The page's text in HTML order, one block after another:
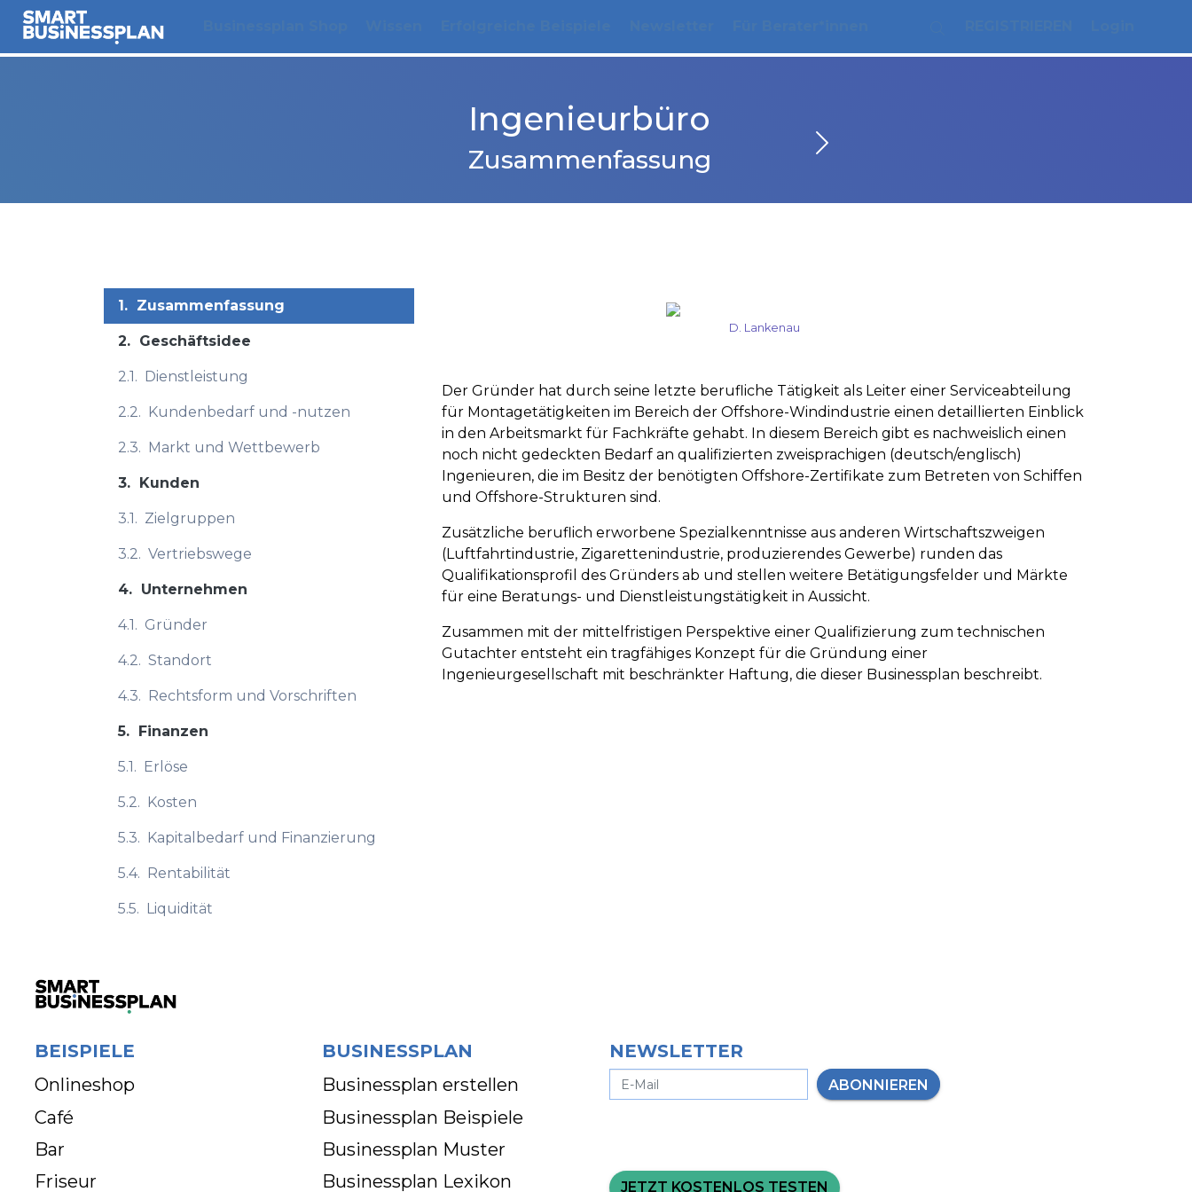
Ingenieurbüro
Zusammenfassung
1. Zusammenfassung
2. Geschäftsidee
2.1. Dienstleistung
2.2. Kundenbedarf und -nutzen
2.3. Markt und Wettbewerb
3. Kunden
3.1. Zielgruppen
3.2. Vertriebswege
4. Unternehmen
4.1. Gründer
4.2. Standort
4.3. Rechtsform und Vorschriften
5. Finanzen
5.1. Erlöse
5.2. Kosten
5.3. Kapitalbedarf und Finanzierung
5.4. Rentabilität
5.5. Liquidität
D. Lankenau
Der Gründer hat durch seine letzte berufliche Tätigkeit als Leiter einer Serviceabteilung
für Montagetätigkeiten im Bereich der Offshore-Windindustrie einen detaillierten Einblick
in den Arbeitsmarkt für Fachkräfte gehabt. In diesem Bereich gibt es nachweislich einen
noch nicht gedeckten Bedarf an qualifizierten zweisprachigen (deutsch/englisch)
Ingenieuren, die im Besitz der benötigten Offshore-Zertifikate zum Betreten von Schiffen
und Offshore-Strukturen sind.
Zusätzliche beruflich erworbene Spezialkenntnisse aus anderen Wirtschaftszweigen
(Luftfahrtindustrie, Zigarettenindustrie, produzierendes Gewerbe) runden das
Qualifikationsprofil des Gründers ab und stellen weitere Betätigungsfelder und Märkte
für eine Beratungs- und Dienstleistungstätigkeit in Aussicht.
Zusammen mit der mittelfristigen Perspektive einer Qualifizierung zum technischen
Gutachter entsteht ein tragfähiges Konzept für die Gründung einer
Ingenieurgesellschaft mit beschränkter Haftung, die dieser Businessplan beschreibt.
BEISPIELE
Onlineshop
Café
Bar
Friseur
BUSINESSPLAN
Businessplan erstellen
Businessplan Beispiele
Businessplan Muster
Businessplan Lexikon
NEWSLETTER
ABONNIEREN
JETZT KOSTENLOS TESTEN